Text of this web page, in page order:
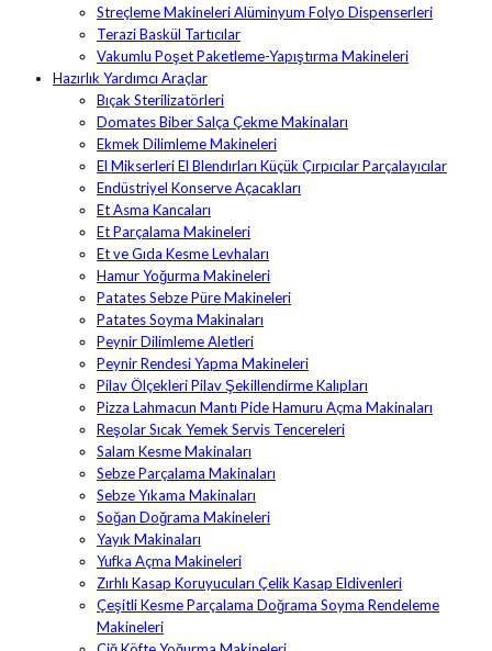
Streçleme Makineleri Alüminyum Folyo Dispenserleri
Terazi Baskül Tartıcılar
Vakumlu Poşet Paketleme-Yapıştırma Makineleri
Hazırlık Yardımcı Araçlar
Bıçak Sterilizatörleri
Domates Biber Salça Çekme Makinaları
Ekmek Dilimleme Makineleri
El Mikserleri El Blendırları Küçük Çırpıcılar Parçalayıcılar
Endüstriyel Konserve Açacakları
Et Asma Kancaları
Et Parçalama Makineleri
Et ve Gıda Kesme Levhaları
Hamur Yoğurma Makineleri
Patates Sebze Püre Makineleri
Patates Soyma Makinaları
Peynir Dilimleme Aletleri
Peynir Rendesi Yapma Makineleri
Pilav Ölçekleri Pilav Şekillendirme Kalıpları
Pizza Lahmacun Mantı Pide Hamuru Açma Makinaları
Reşolar Sıcak Yemek Servis Tencereleri
Salam Kesme Makinaları
Sebze Parçalama Makinaları
Sebze Yıkama Makinaları
Soğan Doğrama Makineleri
Yayık Makinaları
Yufka Açma Makineleri
Zırhlı Kasap Koruyucuları Çelik Kasap Eldivenleri
Çeşitli Kesme Parçalama Doğrama Soyma Rendeleme
Makineleri